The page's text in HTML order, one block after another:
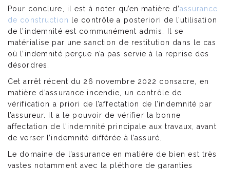
Pour conclure, il est à noter qu’en matière d’assurance
de construction
le contrôle a posteriori de l’utilisation
de l’indemnité est communément admis. Il se
matérialise par une sanction de restitution dans le cas
où l’indemnité perçue n’a pas servie à la reprise des
désordres.
Cet arrêt récent du 26 novembre 2022 consacre, en
matière d’assurance incendie, un contrôle de
vérification a priori de l’affectation de l’indemnité par
l’assureur. Il a le pouvoir de vérifier la bonne
affectation de l’indemnité principale aux travaux, avant
de verser l’indemnité différée à l’assuré.
Le domaine de l’assurance en matière de bien est très
vastes notamment avec la pléthore de garanties